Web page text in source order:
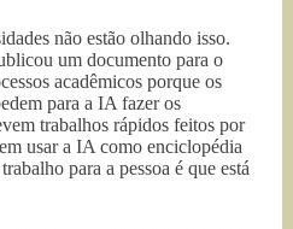
não estão olhando isso.
um documento para o
acadêmicos porque os
para a IA fazer os
trabalhos rápidos feitos por
usar a IA como enciclopédia
para a pessoa é que está